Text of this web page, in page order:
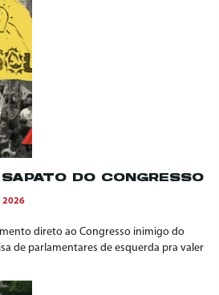
DO CONGRESSO
2026
direto ao Congresso inimigo do
de parlamentares de esquerda pra valer